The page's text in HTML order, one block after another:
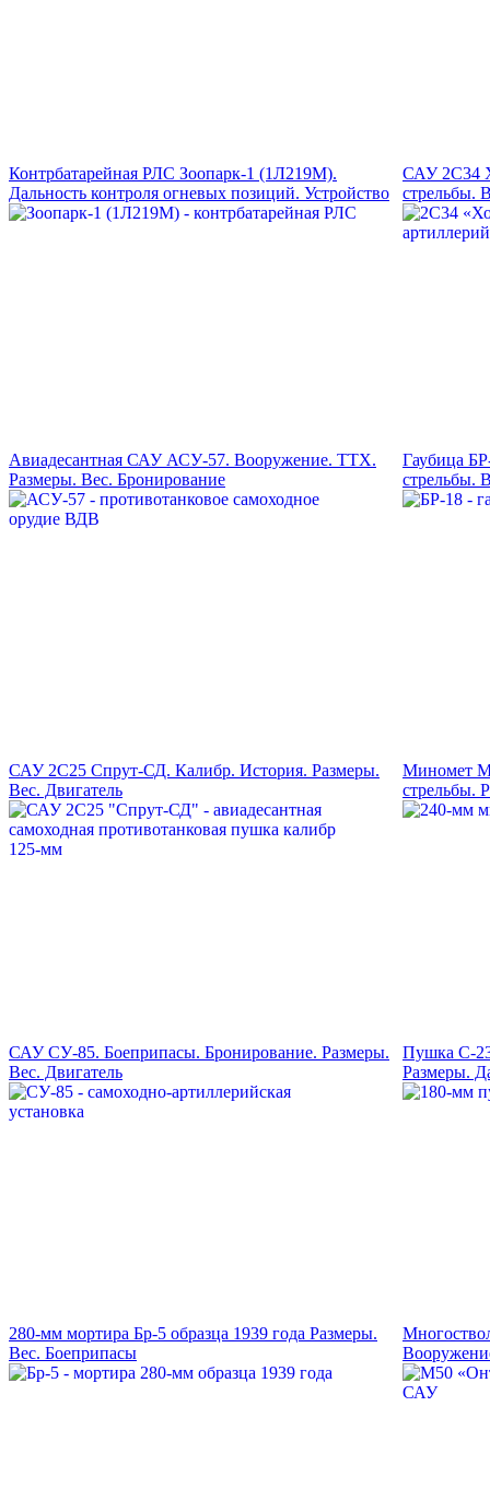
Контрбатарейная РЛС Зоопарк-1 (1Л219М).
Дальность контроля огневых позиций. Устройство
САУ 2С34
стрельбы.
Авиадесантная САУ АСУ-57. Вооружение. ТТХ.
Размеры. Вес. Бронирование
Гаубица
стрельбы.
САУ 2С25 Спрут-СД. Калибр. История. Размеры.
Вес. Двигатель
Миномет
стрельбы.
САУ СУ-85. Боеприпасы. Бронирование. Размеры.
Вес. Двигатель
Пушка С-
Размеры.
280-мм мортира Бр-5 образца 1939 года Размеры.
Вес. Боеприпасы